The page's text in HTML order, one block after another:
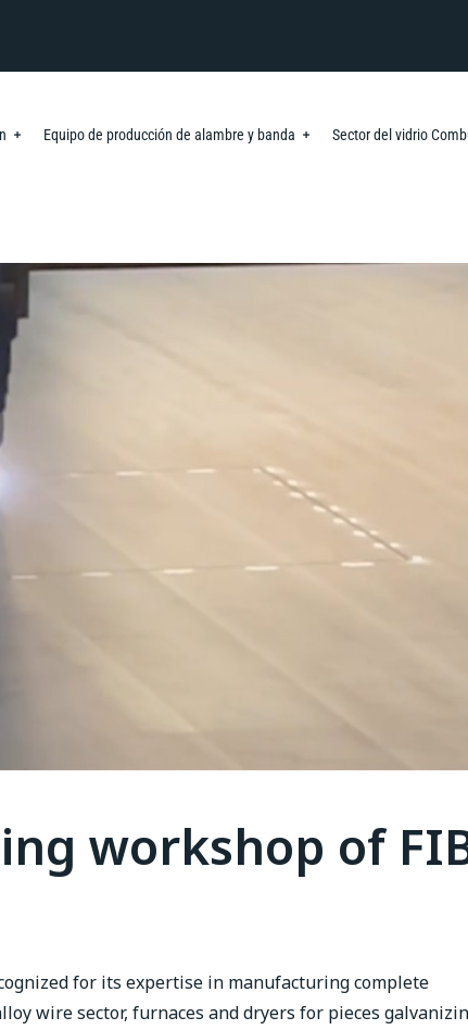
Equipo de producción de alambre y banda Sector del vidrio
workshop of
for its expertise in manufacturing complete
wire sector, furnaces and dryers for pieces